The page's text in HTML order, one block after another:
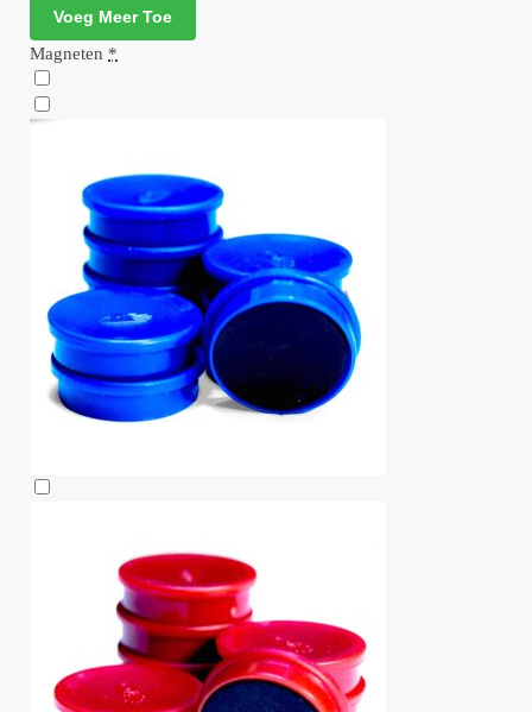
Voeg Meer Toe
Magneten *